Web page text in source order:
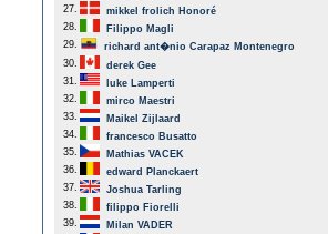
27.
mikkel frolich Honoré
28.
Filippo Magli
29.
richard ant�nio Carapaz Montenegro
30.
derek Gee
31.
luke Lamperti
32.
mirco Maestri
33.
Maikel Zijlaard
34.
francesco Busatto
35.
Mathias VACEK
36.
edward Planckaert
37.
Joshua Tarling
38.
filippo Fiorelli
39.
Milan VADER